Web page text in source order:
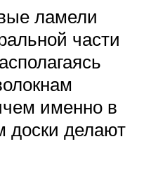
ламели
части
именно в
доски делают